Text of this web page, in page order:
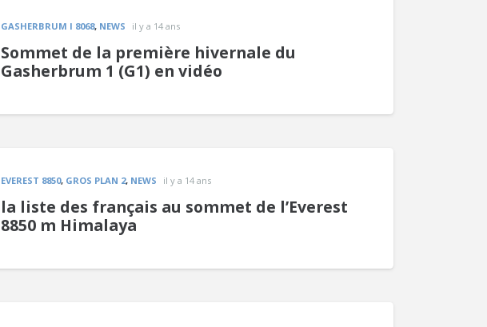
GASHERBRUM I 8068, NEWS il y a 14 ans
Sommet de la première hivernale du
Gasherbrum 1 (G1) en vidéo
EVEREST 8850, GROS PLAN 2, NEWS il y a 14 ans
la liste des français au sommet de l’Everest
8850 m Himalaya